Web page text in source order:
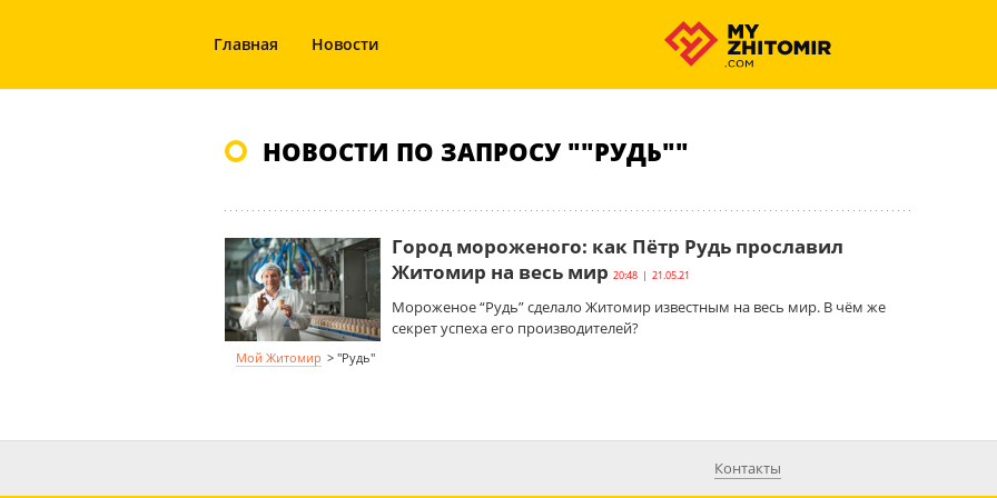
Главная Новости
НОВОСТИ ПО ЗАПРОСУ ""РУДЬ""
Город мороженого: как Пётр Рудь прославил
Житомир на весь мир 20:48 | 21.05.21
Мороженое “Рудь” сделало Житомир известным на весь мир. В чём же
секрет успеха его производителей?
Мой Житомир > "Рудь"
Контакты